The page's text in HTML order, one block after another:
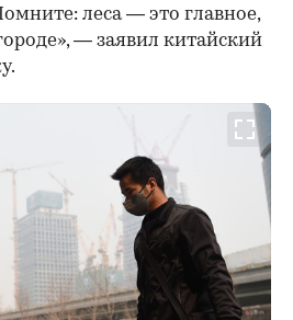
леса — это главное,
— заявил китайский